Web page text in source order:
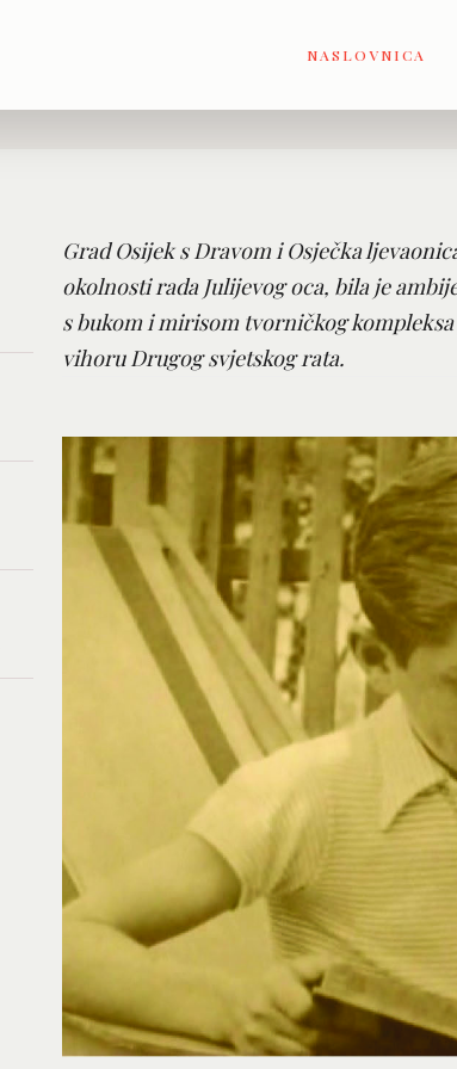
NASLOVNICA
Grad Osijek s Dravom i Osječka
okolnosti rada Julijevog oca, bila je
s bukom i mirisom tvorničkog
vihoru Drugog svjetskog rata.